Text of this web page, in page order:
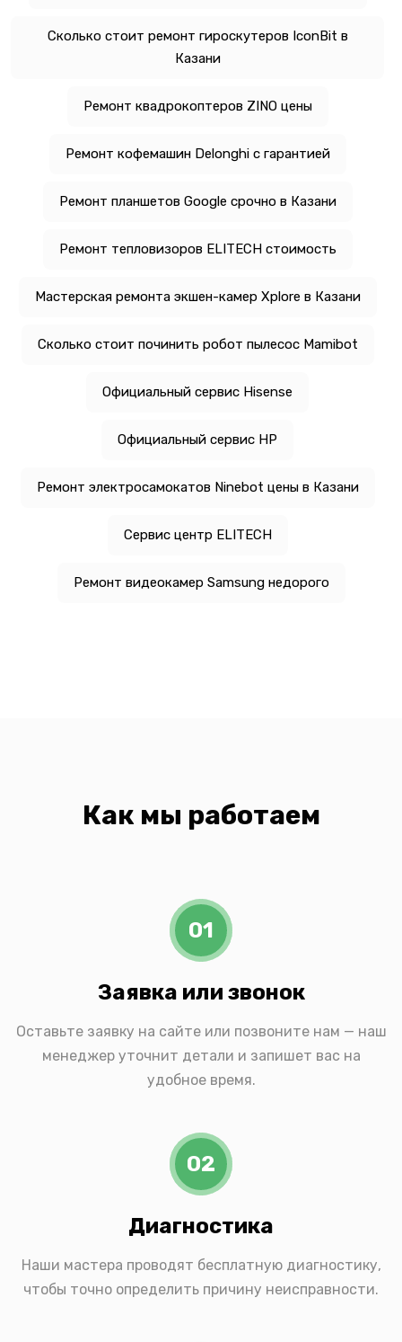
Сколько стоит ремонт гироскутеров IconBit в
Казани
Ремонт квадрокоптеров ZINO цены
Ремонт кофемашин Delonghi с гарантией
Ремонт планшетов Google срочно в Казани
Ремонт тепловизоров ELITECH стоимость
Мастерская ремонта экшен-камер Xplore в Казани
Сколько стоит починить робот пылесос Mamibot
Официальный сервис Hisense
Официальный сервис HP
Ремонт электросамокатов Ninebot цены в Казани
Сервис центр ELITECH
Ремонт видеокамер Samsung недорого
Как мы работаем
01
Заявка или звонок
Оставьте заявку на сайте или позвоните нам — наш
менеджер уточнит детали и запишет вас на
удобное время.
02
Диагностика
Наши мастера проводят бесплатную диагностику,
чтобы точно определить причину неисправности.